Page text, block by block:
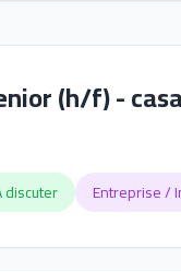
(h/f) -
discuter Entreprise /